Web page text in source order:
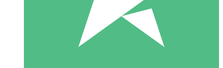
1 Téléchargement
10 00